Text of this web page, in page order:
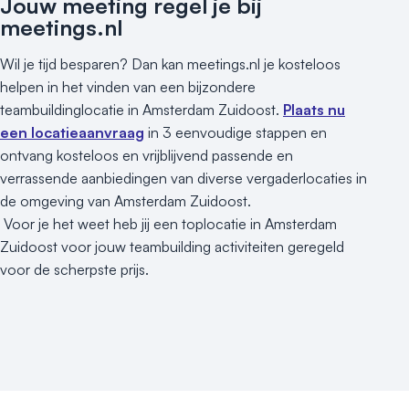
Jouw meeting regel je bij
meetings.nl
Wil je tijd besparen? Dan kan meetings.nl je kosteloos
helpen in het vinden van een bijzondere
teambuildinglocatie in Amsterdam Zuidoost. Plaats nu
een locatieaanvraag in 3 eenvoudige stappen en
ontvang kosteloos en vrijblijvend passende en
verrassende aanbiedingen van diverse vergaderlocaties in
de omgeving van Amsterdam Zuidoost.
Voor je het weet heb jij een toplocatie in Amsterdam
Zuidoost voor jouw teambuilding activiteiten geregeld
voor de scherpste prijs.